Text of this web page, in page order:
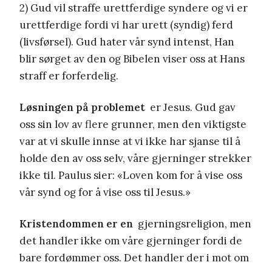
2) Gud vil straffe urettferdige syndere og vi er
urettferdige fordi vi har urett (syndig) ferd
(livsførsel). Gud hater vår synd intenst, Han
blir sørget av den og Bibelen viser oss at Hans
straff er forferdelig.
Løsningen på problemet er Jesus. Gud gav
oss sin lov av flere grunner, men den viktigste
var at vi skulle innse at vi ikke har sjanse til å
holde den av oss selv, våre gjerninger strekker
ikke til. Paulus sier: «Loven kom for å vise oss
vår synd og for å vise oss til Jesus.»
Kristendommen er en gjerningsreligion, men
det handler ikke om våre gjerninger fordi de
bare fordømmer oss. Det handler der i mot om